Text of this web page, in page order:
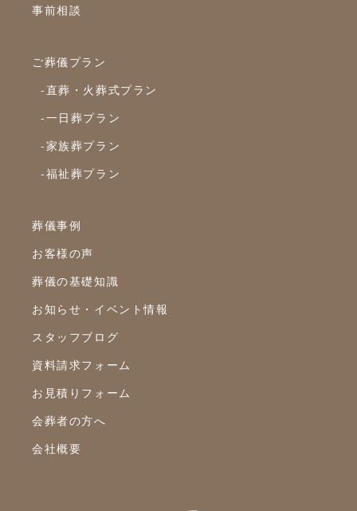
2020年8月
2020年6月
2020年5月
2020年4月
2020年3月
2020年2月
2019年5月
事前相談
ご葬儀プラン
-直葬・火葬式プラン
-一日葬プラン
-家族葬プラン
-福祉葬プラン
葬儀事例
お客様の声
葬儀の基礎知識
お知らせ・イベント情報
スタッフブログ
資料請求フォーム
お見積りフォーム
会葬者の方へ
会社概要